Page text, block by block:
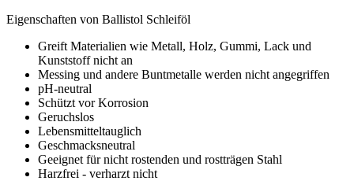
Eigenschaften von Ballistol Schleiföl
Greift Materialien wie Metall, Holz, Gummi, Lack und
Kunststoff nicht an
Messing und andere Buntmetalle werden nicht angegriffen
pH-neutral
Schützt vor Korrosion
Geruchslos
Lebensmitteltauglich
Geschmacksneutral
Geeignet für nicht rostenden und rostträgen Stahl
Harzfrei - verharzt nicht